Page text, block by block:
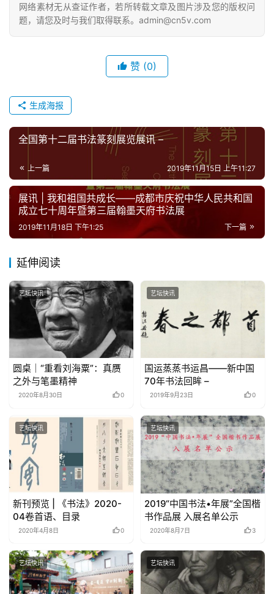
网络素材无从查证作者，若所转载文章及图片涉及您的版权问
题，请您及时与我们取得联系。admin@cn5v.com
赞 (0)
生成海报
全国第十二届书法篆刻展览展讯 –
上一篇 2019年11月15日 上午11:27
展讯 | 我和祖国共成长——成都市庆祝中华人民共和国
成立七十周年暨第三届翰墨天府书法展
下一篇
2019年11月18日 下午1:25
延伸阅读
艺坛快讯
圆桌｜“重看刘海粟”：真赝
之外与笔墨精神
2020年8月30日 0
艺坛快讯
国运蒸蒸书运昌――新中国
70年书法回眸 –
2019年9月23日 0
艺坛快讯
新刊预览 | 《书法》2020-
04卷首语、目录
2020年4月8日 0
艺坛快讯
2019“中国书法•年展”全国楷
书作品展 入展名单公示
2020年8月7日 3
艺坛快讯 艺坛快讯